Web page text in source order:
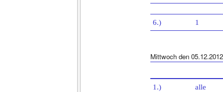
6.) 1
Mittwoch den 05.12.2012
1.) alle